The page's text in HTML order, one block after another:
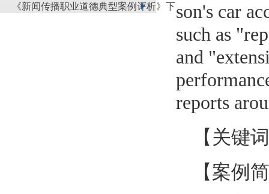
《新闻传播职业道德典型案例评析》下son's car
such as
and
reports
【关键
【案例